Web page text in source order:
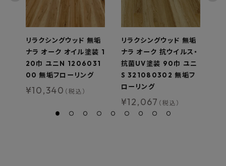
リラクシングウッド 無垢
ナラ オーク オイル塗装 1
20巾 ユニN 1206031
00 無垢フローリング
¥10,340 （税込）
リラクシングウッド 無垢
ナラ オーク 抗ウイルス・
抗菌UV塗装 90巾 ユニ
S 321080302 無垢フ
ローリング
¥12,067 （税込）